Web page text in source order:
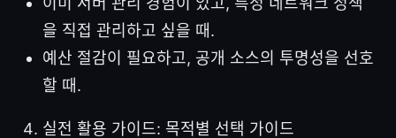
을 직접 관리하고 싶을 때.
예산 절감이 필요하고, 공개 소스의 투명성을 선호
할 때.
실전 활용 가이드: 목적별 선택 가이드